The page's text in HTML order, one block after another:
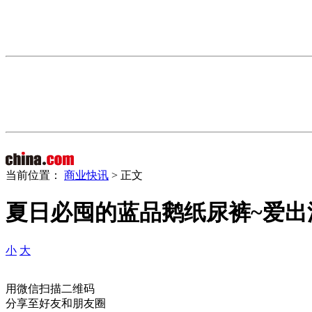
当前位置： 商业快讯 > 正文
夏日必囤的蓝品鹅纸尿裤~爱
小 大
用微信扫描二维码
分享至好友和朋友圈